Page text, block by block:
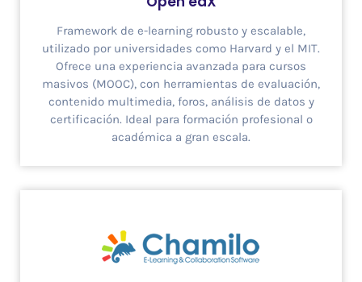
Framework de e-learning robusto y escalable,
utilizado por universidades como Harvard y el MIT.
Ofrece una experiencia avanzada para cursos
masivos (MOOC), con herramientas de evaluación,
contenido multimedia, foros, análisis de datos y
certificación. Ideal para formación profesional o
académica a gran escala.